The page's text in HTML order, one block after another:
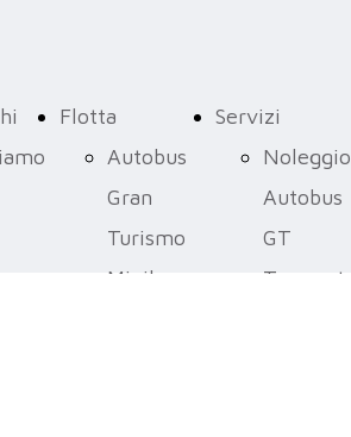
Flotta
Autobus
Gran
Turismo
Minibus
Servizi
Noleggio
Autobus
GT
Trasporto